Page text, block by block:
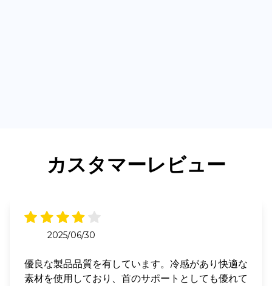
カスタマーレビュー
2025/06/30
優良な製品品質を有しています。冷感があり快適な
素材を使用しており、首のサポートとしても優れて